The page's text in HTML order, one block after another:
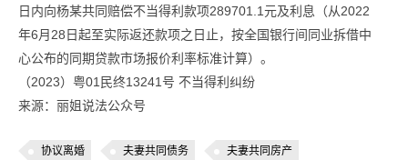
日内向杨某共同赔偿不当得利款项289701.1元及利息（从2022
年6月28日起至实际返还款项之日止，按全国银行间同业拆借中
心公布的同期贷款市场报价利率标准计算）。
（2023）粤01民终13241号 不当得利纠纷
来源：丽姐说法公众号
协议离婚 夫妻共同债务 夫妻共同房产